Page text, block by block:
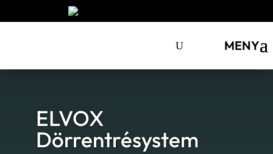
MENY
ELVOX
Dörrentrésystem